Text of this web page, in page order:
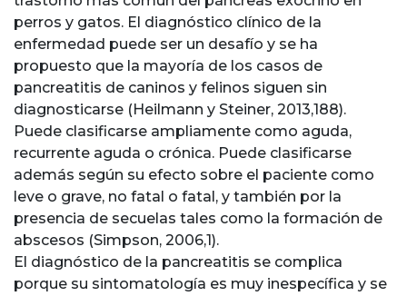
perros y gatos. El diagnóstico clínico de la
enfermedad puede ser un desafío y se ha
propuesto que la mayoría de los casos de
pancreatitis de caninos y felinos siguen sin
diagnosticarse (Heilmann y Steiner, 2013,188).
Puede clasificarse ampliamente como aguda,
recurrente aguda o crónica. Puede clasificarse
además según su efecto sobre el paciente como
leve o grave, no fatal o fatal, y también por la
presencia de secuelas tales como la formación de
abscesos (Simpson, 2006,1).
El diagnóstico de la pancreatitis se complica
porque su sintomatología es muy inespecífica y se